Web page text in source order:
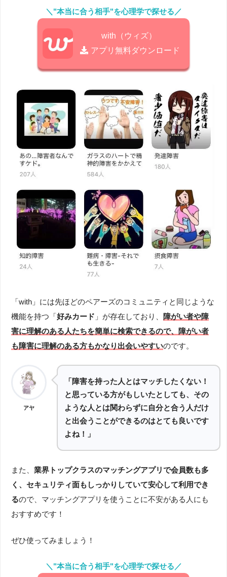
＼"本当に合う相手"を心理学で探せる／
with（ウィズ）
アプリ無料ダウンロード
「with」には先ほどのペアーズのコミュニティと同じような
機能を持つ「好みカード 」が存在しており、
障がい者や障
害に理解のある人たちを簡単に検索できるので、障がい者
も障害に理解のある方もかなり出会いやすいのです。
アヤ
「障害を持った人とはマッチしたくない！
と思っている方がもしいたとしても、その
ような人とは関わらずに自分と合う人だけ
と出会うことができるのはとても良いです
よね！」
また、業界トップクラスのマッチングアプリで会員数も多
く、セキュリティ面もしっかりしていて安心して利用でき
るので、マッチングアプリを使うことに不安がある人にも
おすすめです！
ぜひ使ってみましょう！
＼"本当に合う相手"を心理学で探せる／